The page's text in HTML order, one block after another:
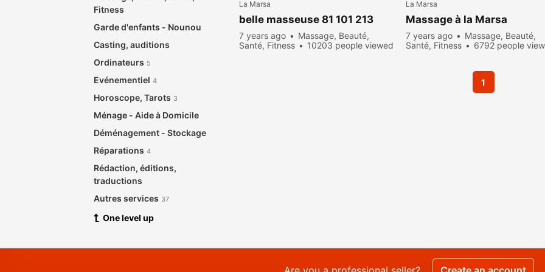
Fitness
Garde d'enfants - Nounou
Casting, auditions
Ordinateurs 5
Evénementiel 4
Horoscope, Tarots 3
Ménage - Aide à Domicile
Déménagement - Stockage
Réparations 4
Rédaction, éditions,
traductions
Autres services 37
One level up
La Marsa
belle masseuse 81 101 213
7 years ago
Massage, Beauté,
Santé, Fitness
10203 people viewed
La Marsa
Massage à la Marsa
7 years ago
Massage, Beauté,
Santé, Fitness
6792 people
1